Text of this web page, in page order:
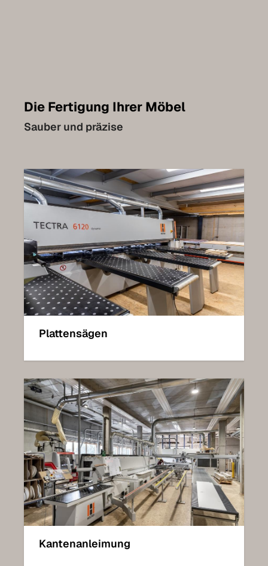
Die Fertigung Ihrer Möbel
Sauber und präzise
Plattensägen
Kantenanleimung